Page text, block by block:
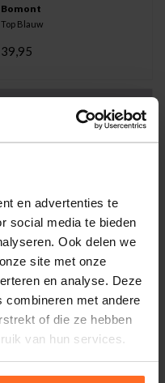
en advertenties te
social media te bieden
Ook delen we
site met onze
en analyse. Deze
combineren met andere
of die ze hebben
van hun services.
Bomont
Top Blauw
39,95
Duurzaam
Glitter Top Zwart